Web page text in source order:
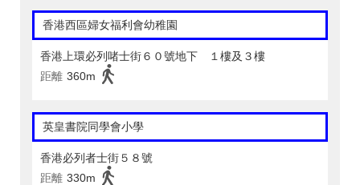
香港西區婦女福利會幼稚園
香港上環必列啫士街６０號地下 １樓及３樓
距離 360m
英皇書院同學會小學
香港必列者士街５８號
距離 330m